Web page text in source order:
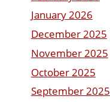
January 2026
December 2025
November 2025
October 2025
September 2025